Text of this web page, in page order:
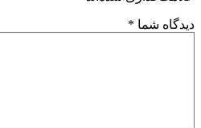
دیدگاه شما *